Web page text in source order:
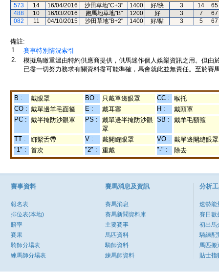
573
14 16/04/2016 沙田草地"C+3" 1400 好/快 3 14
65
488
10 16/03/2016 跑馬地草地"B" 1200 好 3 7
67
082
11 04/10/2015 沙田草地"B+2" 1400 好/黏 3 5 67
備註:
1.
賽事特別情況索引
2.
模擬鳥瞰重溫由特約供應商提供，供馬迷作個人娛樂資訊之用。但
已盡一切努力務求有關資料盡可能準確，馬會就此並無責任。至於賽
B : 戴眼罩 BO : 只戴單邊眼罩 CC :
喉托
CO : 戴單邊羊毛面箍 E : 戴耳塞 H :
戴頭罩
PC : 戴半掩防沙眼罩 PS :
戴單邊半掩防沙眼
罩
SB : 戴羊毛額箍
TT : 綁繫舌帶 V : 戴開縫眼罩 VO : 戴單邊開縫眼罩
"1" :
首次 "2" : 重戴 "-" : 除去
賽事資料
報名表
排位表(本地)
賠率
賽果
騎師分場表
練馬師分場表
賽馬消息及資訊
賽馬消息
賽馬新聞資料庫
主要賽事
馬匹資料
騎師資料
練馬師資料
分析
速勢能
賽日數
初出馬
騎練配
馬匹搬
貼士指